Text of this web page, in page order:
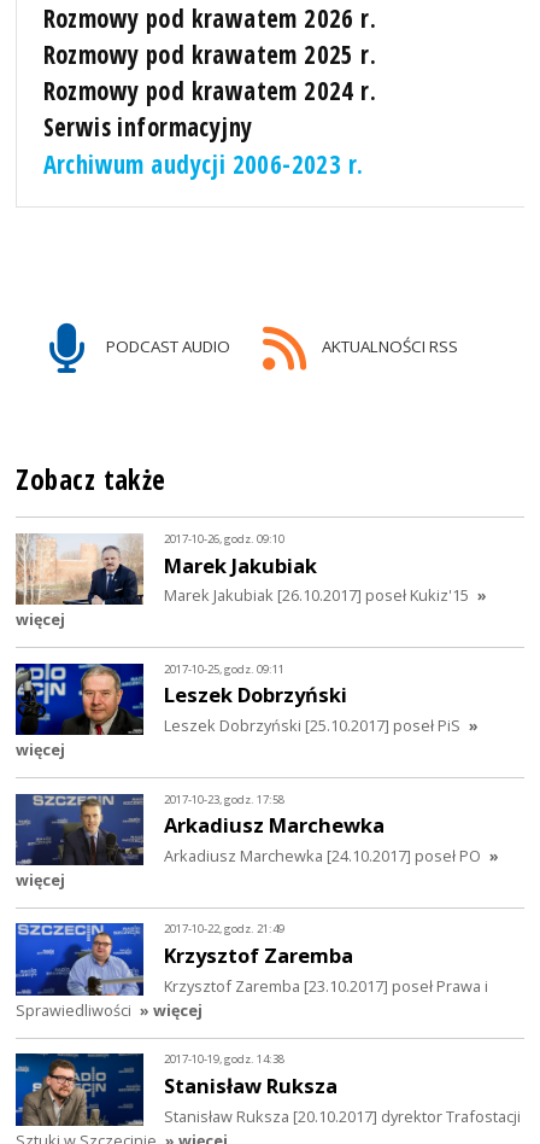
Rozmowy pod krawatem 2026 r.
Rozmowy pod krawatem 2025 r.
Rozmowy pod krawatem 2024 r.
Serwis informacyjny
Archiwum audycji 2006-2023 r.
PODCAST AUDIO AKTUALNOŚCI RSS
Zobacz także
2017-10-26, godz. 09:10
Marek Jakubiak
Marek Jakubiak [26.10.2017] poseł Kukiz'15 »
więcej
2017-10-25, godz. 09:11
Leszek Dobrzyński
Leszek Dobrzyński [25.10.2017] poseł PiS »
więcej
2017-10-23, godz. 17:58
Arkadiusz Marchewka
Arkadiusz Marchewka [24.10.2017] poseł PO »
więcej
2017-10-22, godz. 21:49
Krzysztof Zaremba
Krzysztof Zaremba [23.10.2017] poseł Prawa i
Sprawiedliwości » więcej
2017-10-19, godz. 14:38
Stanisław Ruksza
Stanisław Ruksza [20.10.2017] dyrektor Trafostacji